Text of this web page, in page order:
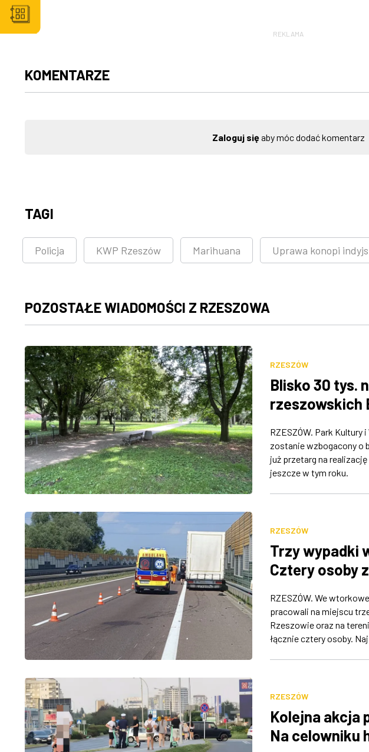
REKLAMA
KOMENTARZE
Zaloguj sięaby móc dodać komentarz
TAGI
Policja KWP Rzeszów Marihuana Uprawa konopi
POZOSTAŁE WIADOMOŚCI Z RZESZOWA
RZESZÓW
Blisko 30 tys.
rzeszowskich
RZESZÓW. Park
zostanie wzbogacony o
już przetarg na
jeszcze w tym roku.
RZESZÓW
Trzy wypadki
Cztery osoby
RZESZÓW. We
pracowali na miejscu
Rzeszowie oraz na
łącznie cztery osoby.
RZESZÓW
Kolejna akcja
Na celowniku